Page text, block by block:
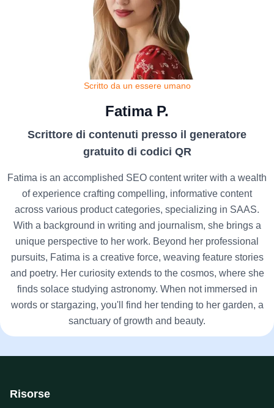
Scritto da un essere umano
Fatima P.
Scrittore di contenuti presso il generatore
gratuito di codici QR
Fatima is an accomplished SEO content writer with a wealth
of experience crafting compelling, informative content
across various product categories, specializing in SAAS.
With a background in writing and journalism, she brings a
unique perspective to her work. Beyond her professional
pursuits, Fatima is a creative force, weaving feature stories
and poetry. Her curiosity extends to the cosmos, where she
finds solace studying astronomy. When not immersed in
words or stargazing, you'll find her tending to her garden, a
sanctuary of growth and beauty.
Risorse